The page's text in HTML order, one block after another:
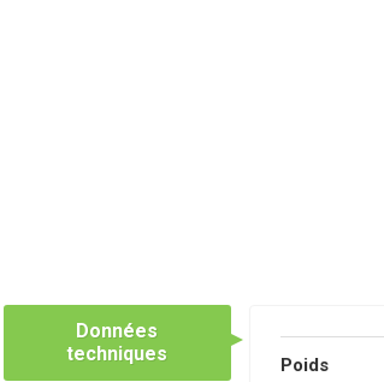
Données
techniques
Poids